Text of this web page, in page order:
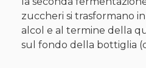
zuccheri si trasformano
alcol e al termine della
sul fondo della bottiglia